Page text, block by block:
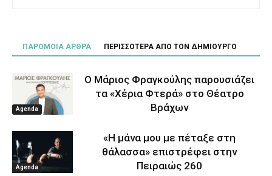
ΠΑΡΟΜΟΙΑ ΑΡΘΡΑ ΠΕΡΙΣΣΟΤΕΡΑ ΑΠΟ ΤΟΝ ΔΗΜΙΟΥΡΓΟ
Agenda
Ο Μάριος Φραγκούλης παρουσιάζει
τα «Χέρια Φτερά» στο Θέατρο
Βράχων
Agenda
«Η μάνα μου με πέταξε στη
θάλασσα» επιστρέφει στην
Πειραιώς 260